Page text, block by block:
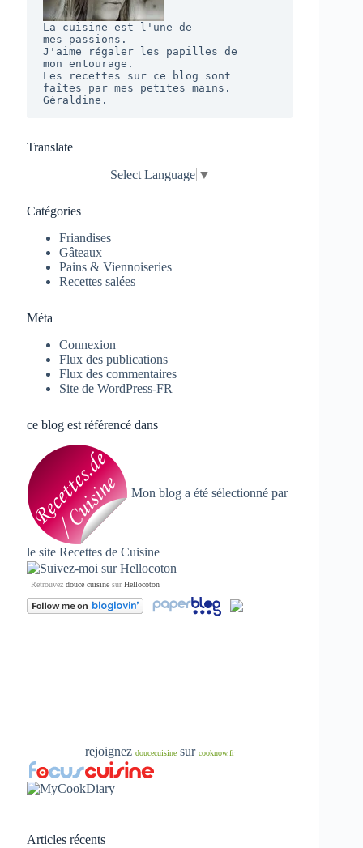
La cuisine est l'une de
mes passions.
J'aime régaler les papilles de
mon entourage.
Les recettes sur ce blog sont
faîtes par mes petites mains.
Géraldine.
Translate
Select Language ▼
Catégories
Friandises
Gâteaux
Pains & Viennoiseries
Recettes salées
Méta
Connexion
Flux des publications
Flux des commentaires
Site de WordPress-FR
ce blog est référencé dans
Mon blog a été sélectionné par
le site Recettes de Cuisine
Retrouvez douce cuisine surHellocoton
rejoignezdoucecuisine surcooknow.fr
Articles récents